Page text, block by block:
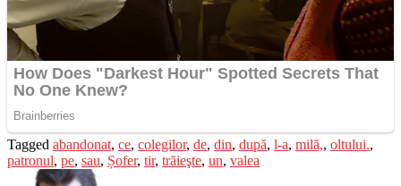
Tagged abandonat, ce, colegilor, de, din, după, l-a, milă,, oltului.,
patronul, pe, sau, Șofer, tir, trăieşte, un, valea